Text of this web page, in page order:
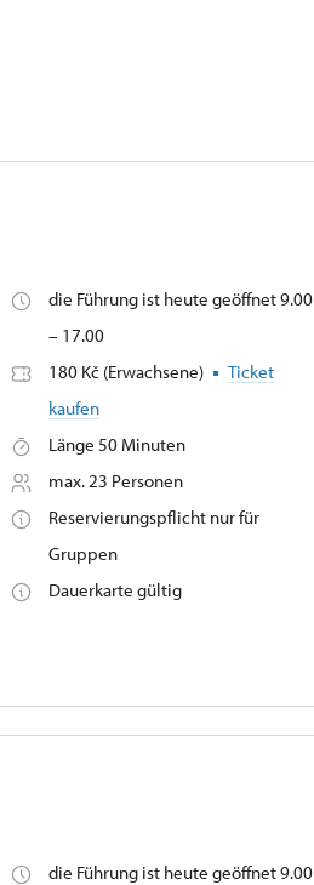
die Führung ist heute geöffnet 9.00
– 17.00
180 Kč (Erwachsene)
Ticket
kaufen
Länge 50 Minuten
max. 23 Personen
Reservierungspflicht nur für
Gruppen
Dauerkarte gültig
die Führung ist heute geöffnet 9.00